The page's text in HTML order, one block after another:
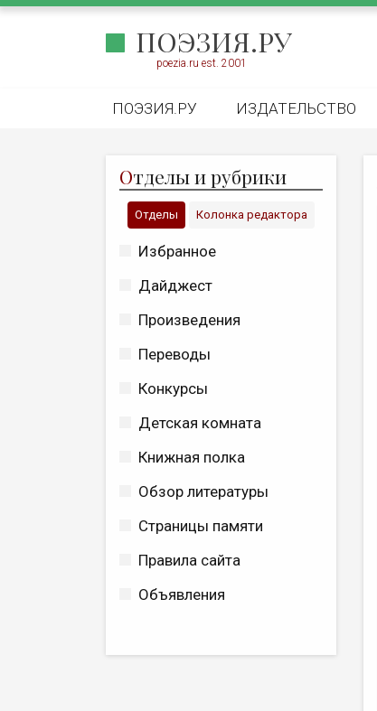
ПОЭЗИЯ.РУ
poezia.ru est. 2001
ПОЭЗИЯ.РУ ИЗДАТЕЛЬСТВО
Отделы и рубрики
Отделы Колонка редактора
Избранное
Дайджест
Произведения
Переводы
Конкурсы
Детская комната
Книжная полка
Обзор литературы
Страницы памяти
Правила сайта
Объявления